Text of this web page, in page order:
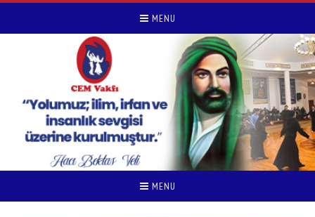
MENU
MENU